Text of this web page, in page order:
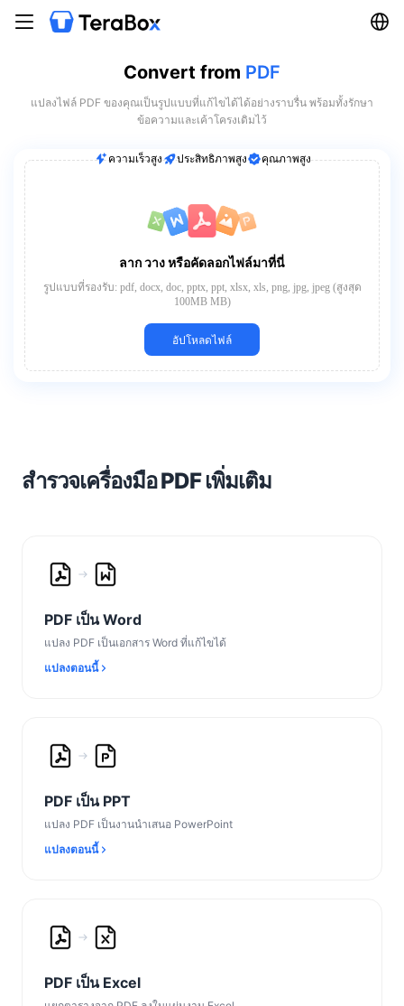
Convert from PDF
แปลงไฟล์ PDF ของคุณเป็นรูปแบบที่แก้ไขได้ได้อย่างราบรื่น พร้อมทั้งรักษา
ข้อความและเค้าโครงเดิมไว้
ความเร็วสูง ประสิทธิภาพสูง คุณภาพสูง
ลาก วาง หรือคัดลอกไฟล์มาที่นี่
รูปแบบที่รองรับ: pdf, docx, doc, pptx, ppt, xlsx, xls, png, jpg, jpeg (สูงสุด
100MB MB)
อัปโหลดไฟล์
สำรวจเครื่องมือ PDF เพิ่มเติม
PDF เป็น Word
แปลง PDF เป็นเอกสาร Word ที่แก้ไขได้
แปลงตอนนี้
PDF เป็น PPT
แปลง PDF เป็นงานนำเสนอ PowerPoint
แปลงตอนนี้
PDF เป็น Excel